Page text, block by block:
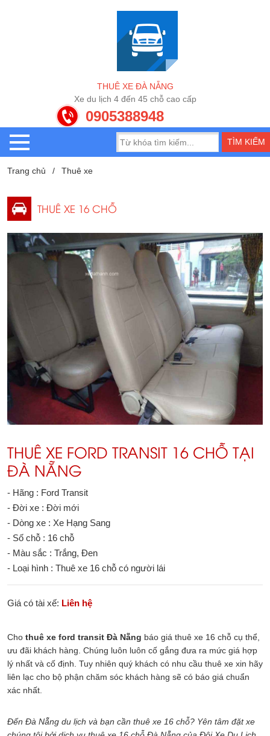
THUÊ XE ĐÀ NẴNG
Xe u lịch 4 đến 45 chỗ cao cấp
0905388948
Trang chủ Thuê xe
THUÊ XE 16 CHỖ
THUÊ XE FORD TRANSIT 16 CHỖ TẠI
ĐÀ NẴNG
- Hãng : Ford Transit
- Đời xe : Đời mới
- Dòng xe : Xe Hạng Sang
- Số chỗ : 16 chỗ
- Màu sắc : Trắng, Đen
- Loại hình : Thuê xe 16 chỗ có người lái
Giá có tài xế: Liên hệ
Cho thuê xe ford transit Đà Nẵng báo giá thuê xe 16 chỗ cụ thể,
ưu đãi khách hàng. Chúng luôn luôn cố gắng đưa ra mức giá hợp
lý nhất và cố định. Tuy nhiên quý khách có nhu cầu thuê xe xin hãy
liên lạc cho bộ phận chăm sóc khách hàng sẽ có báo giá chuẩn
xác nhất.
Đến Đà Nẵng du lịch và bạn cần thuê xe 16 chỗ? Yên tâm đặt xe